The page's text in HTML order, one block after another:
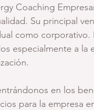
Coaching
Su principal
como
especialmente a la
en los
para la empresa